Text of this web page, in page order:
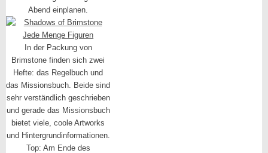
Abend einplanen.
In der Packung von
Brimstone finden sich zwei
Hefte: das Regelbuch und
das Missionsbuch. Beide sind
sehr verständlich geschrieben
und gerade das Missionsbuch
bietet viele, coole Artworks
und Hintergrundinformationen.
Top: Am Ende des